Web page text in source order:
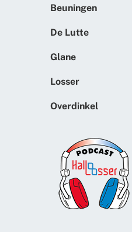
Beuningen
De Lutte
Glane
Losser
Overdinkel